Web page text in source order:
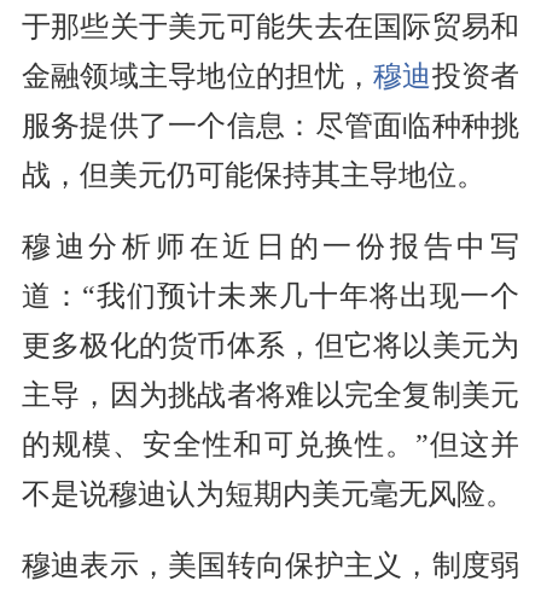
于那些关于美元可能失去在国际贸易和
金融领域主导地位的担忧，穆迪投资者
服务提供了一个信息：尽管面临种种挑
战，但美元仍可能保持其主导地位。
穆迪分析师在近日的一份报告中写
道：“我们预计未来几十年将出现一个
更多极化的货币体系，但它将以美元为
主导，因为挑战者将难以完全复制美元
的规模、安全性和可兑换性。”但这并
不是说穆迪认为短期内美元毫无风险。
穆迪表示，美国转向保护主义，制度弱